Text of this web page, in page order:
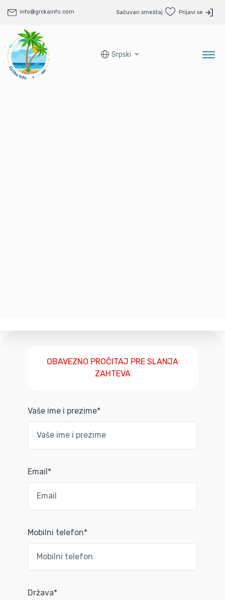
info@grckainfo.com Sačuvan smeštaj Prijavi se
Srpski
OBAVEZNO PROČITAJ PRE SLANJA
ZAHTEVA
Vaše ime i prezime*
Email*
Mobilni telefon*
Država*